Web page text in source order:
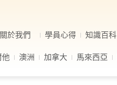
關於我們 學員心得 知識百科
他 澳洲 加拿大 馬來西亞